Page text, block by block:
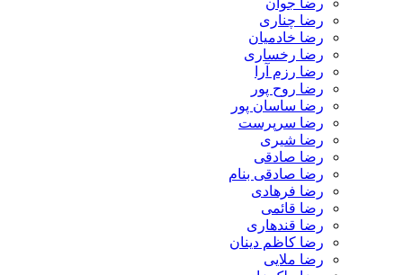
رضا جوان
رضا چناری
رضا خادمیان
رضا رخساری
رضا رزم آرا
رضا روح پور
رضا ساسان پور
رضا سرپرست
رضا شیری
رضا صادقی
رضا صادقی بنام
رضا فرهادی
رضا قائمی
رضا قندهاری
رضا کاظم دینان
رضا ملایی